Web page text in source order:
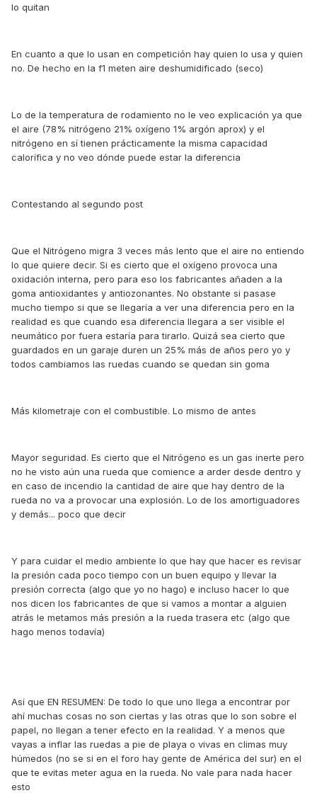
lo quitan
En cuanto a que lo usan en competición hay quien lo usa y quien
no. De hecho en la f1 meten aire deshumidificado (seco)
Lo de la temperatura de rodamiento no le veo explicación ya que
el aire (78% nitrógeno 21% oxígeno 1% argón aprox) y el
nitrógeno en sí tienen prácticamente la misma capacidad
calorífica y no veo dónde puede estar la diferencia
Contestando al segundo post
Que el Nitrógeno migra 3 veces más lento que el aire no entiendo
lo que quiere decir. Si es cierto que el oxígeno provoca una
oxidación interna, pero para eso los fabricantes añaden a la
goma antioxidantes y antiozonantes. No obstante si pasase
mucho tiempo si que se llegaría a ver una diferencia pero en la
realidad es que cuando esa diferencia llegara a ser visible el
neumático por fuera estaría para tirarlo. Quizá sea cierto que
guardados en un garaje duren un 25% más de años pero yo y
todos cambiamos las ruedas cuando se quedan sin goma
Más kilometraje con el combustible. Lo mismo de antes
Mayor seguridad. Es cierto que el Nitrógeno es un gas inerte pero
no he visto aún una rueda que comience a arder desde dentro y
en caso de incendio la cantidad de aire que hay dentro de la
rueda no va a provocar una explosión. Lo de los amortiguadores
y demás... poco que decir
Y para cuidar el medio ambiente lo que hay que hacer es revisar
la presión cada poco tiempo con un buen equipo y llevar la
presión correcta (algo que yo no hago) e incluso hacer lo que
nos dicen los fabricantes de que si vamos a montar a alguien
atrás le metamos más presión a la rueda trasera etc (algo que
hago menos todavía)
Así que EN RESUMEN: De todo lo que uno llega a encontrar por
ahí muchas cosas no son ciertas y las otras que lo son sobre el
papel, no llegan a tener efecto en la realidad. Y a menos que
vayas a inflar las ruedas a pie de playa o vivas en climas muy
húmedos (no se si en el foro hay gente de América del sur) en el
que te evitas meter agua en la rueda. No vale para nada hacer
esto